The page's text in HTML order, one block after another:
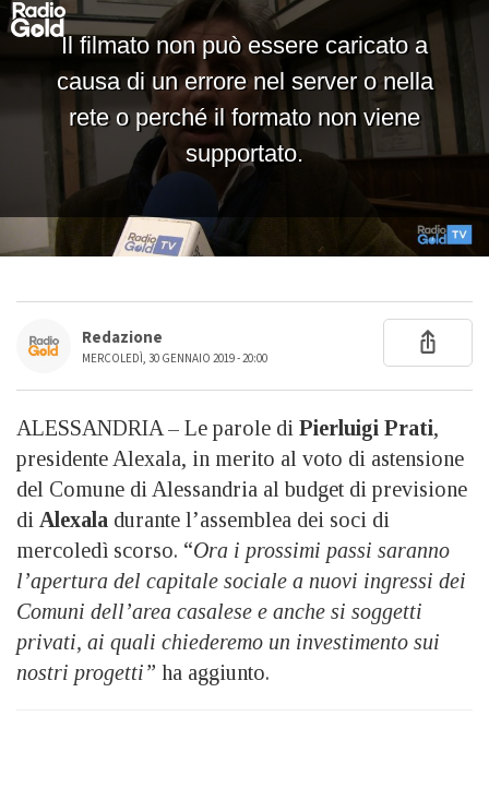
Redazione
MERCOLEDÌ, 30 GENNAIO 2019 - 20:00
ALESSANDRIA – Le parole di Pierluigi Prati,
presidente Alexala, in merito al voto di astensione
del Comune di Alessandria al budget di previsione
di Alexala durante l’assemblea dei soci di
mercoledì scorso. “Ora i prossimi passi saranno
l’apertura del capitale sociale a nuovi ingressi dei
Comuni dell’area casalese e anche si soggetti
privati, ai quali chiederemo un investimento sui
nostri progetti” ha aggiunto.